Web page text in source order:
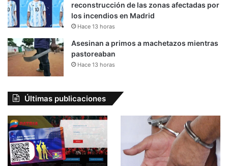
reconstrucción de las zonas afectadas por
los incendios en Madrid
Hace 13 horas
Asesinan a primos a machetazos mientras
pastoreaban
Hace 13 horas
Últimas publicaciones